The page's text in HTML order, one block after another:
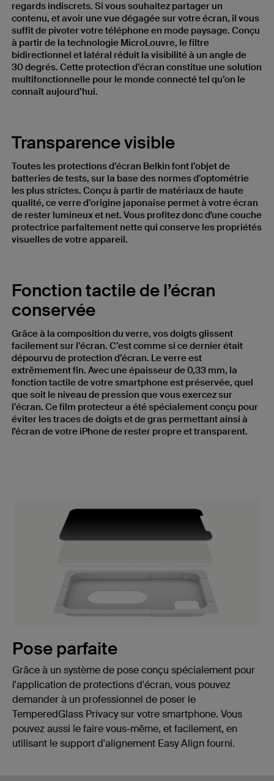
regards indiscrets. Si vous souhaitez partager un
contenu, et avoir une vue dégagée sur votre écran, il vous
suffit de pivoter votre téléphone en mode paysage. Conçu
à partir de la technologie MicroLouvre, le filtre
bidirectionnel et latéral réduit la visibilité à un angle de
30 degrés. Cette protection d’écran constitue une solution
multifonctionnelle pour le monde connecté tel qu’on le
connaît aujourd’hui.
Transparence visible
Toutes les protections d’écran Belkin font l’objet de
batteries de tests, sur la base des normes d’optométrie
les plus strictes. Conçu à partir de matériaux de haute
qualité, ce verre d’origine japonaise permet à votre écran
de rester lumineux et net. Vous profitez donc d'une couche
protectrice parfaitement nette qui conserve les propriétés
visuelles de votre appareil.
Fonction tactile de l’écran
conservée
Grâce à la composition du verre, vos doigts glissent
facilement sur l’écran. C’est comme si ce dernier était
dépourvu de protection d’écran. Le verre est
extrêmement fin. Avec une épaisseur de 0,33 mm, la
fonction tactile de votre smartphone est préservée, quel
que soit le niveau de pression que vous exercez sur
l’écran. Ce film protecteur a été spécialement conçu pour
éviter les traces de doigts et de gras permettant ainsi à
l'écran de votre iPhone de rester propre et transparent.
Pose parfaite
Grâce à un système de pose conçu spécialement pour
l'application de protections d'écran, vous pouvez
demander à un professionnel de poser le
TemperedGlass Privacy sur votre smartphone. Vous
pouvez aussi le faire vous-même, et facilement, en
utilisant le support d'alignement Easy Align fourni.